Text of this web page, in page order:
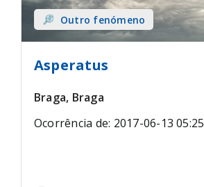
Outro fenómeno
Asperatus
Braga, Braga
Ocorrência de: 2017-06-13 05:25